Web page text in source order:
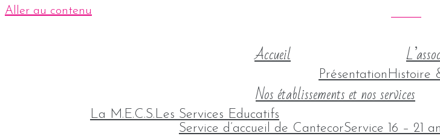
Aller au contenu
Accueil
Présentation Histoire
Nos établissements et nos services
La M.E.C.S.Les Services Educatifs
Service d’accueil de CantecorService 16 – 21